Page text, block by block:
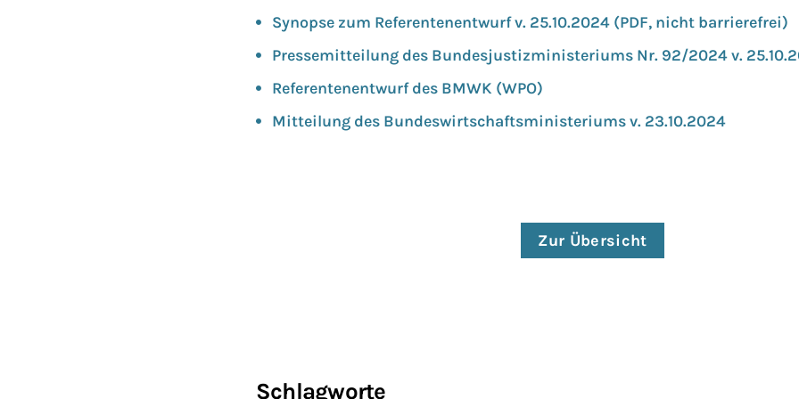
Synopse zum Referentenentwurf v. 25.10.2024 (PDF, nicht barrierefrei)
Pressemitteilung des Bundesjustizministeriums Nr. 92/2024 v.
Referentenentwurf des BMWK (WPO)
Mitteilung des Bundeswirtschaftsministeriums v. 23.10.2024
Zur Übersicht
Schlagworte